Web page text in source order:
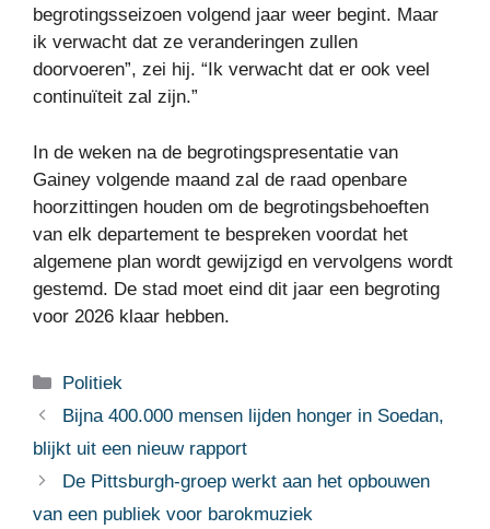
begrotingsseizoen volgend jaar weer begint. Maar
ik verwacht dat ze veranderingen zullen
doorvoeren”, zei hij. “Ik verwacht dat er ook veel
continuïteit zal zijn.”
In de weken na de begrotingspresentatie van
Gainey volgende maand zal de raad openbare
hoorzittingen houden om de begrotingsbehoeften
van elk departement te bespreken voordat het
algemene plan wordt gewijzigd en vervolgens wordt
gestemd. De stad moet eind dit jaar een begroting
voor 2026 klaar hebben.
Categorieën
Politiek
Bijna 400.000 mensen lijden honger in Soedan,
blijkt uit een nieuw rapport
De Pittsburgh-groep werkt aan het opbouwen
van een publiek voor barokmuziek